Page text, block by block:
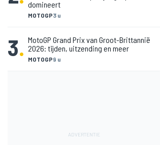
MOTOGP3 u
domineert
3. MOTOGP9 u
MotoGP Grand Prix van Groot-Brittannië
2026: tijden, uitzending en meer